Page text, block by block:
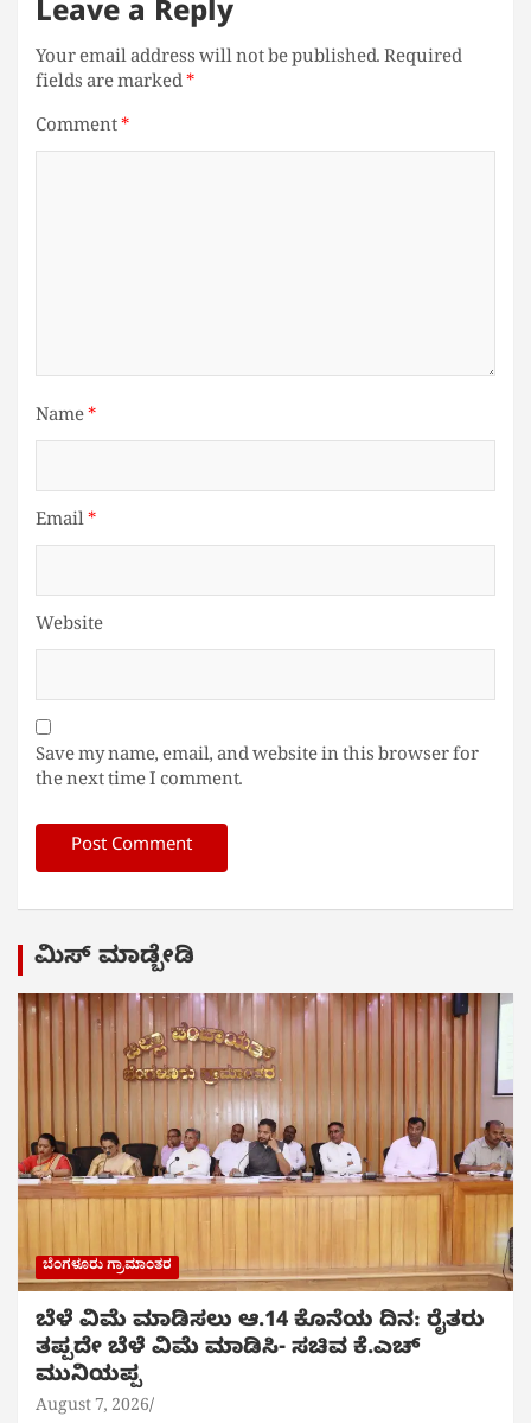
Leave a Reply
Your email address will not be published.Required
fields are marked*
Comment*
Name*
Email*
Website
Save my name, email, and website in this browser for
the next time I comment.
ಮಿಸ್ ಮಾಡ್ಬೇಡಿ
ಬೆಂಗಳೂರು ಗ್ರಾಮಾಂತರ
ಬೆಳೆ ವಿಮೆ ಮಾಡಿಸಲು ಆ.14 ಕೊನೆಯ ದಿನ: ರೈತರು
ತಪ್ಪದೇ ಬೆಳೆ ವಿಮೆ ಮಾಡಿಸಿ- ಸಚಿವ ಕೆ.ಎಚ್
ಮುನಿಯಪ್ಪ
August 7, 2026